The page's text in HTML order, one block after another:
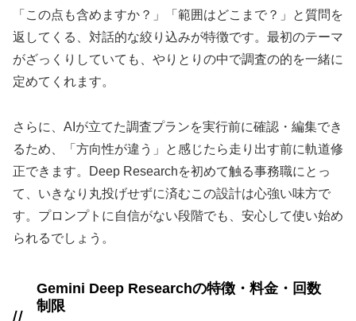
「この点も含めますか？」「範囲はどこまで？」と質問を
返してくる、対話的な絞り込みが特徴です。最初のテーマ
がざっくりしていても、やりとりの中で調査の的を一緒に
定めてくれます。
さらに、AIが立てた調査プランを実行前に確認・編集でき
るため、「方向性が違う」と感じたら走り出す前に軌道修
正できます。Deep Researchを初めて触る事務職にとっ
て、いきなり丸投げせずに済むこの設計は心強い味方で
す。プロンプトに自信がない段階でも、安心して使い始め
られるでしょう。
Gemini Deep Researchの特徴・料金・回数
制限